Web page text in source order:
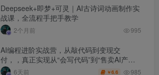
Deepseek+即梦+可灵｜AI古诗词动画制作实
战课，全流程手把手教学
2个月前 995
AI编程进阶实战营，从敲代码到变现交
付，，真正实现从“会写代码”到“售卖AI产品
盈利”的跨越
6天前 ￥6.6 985